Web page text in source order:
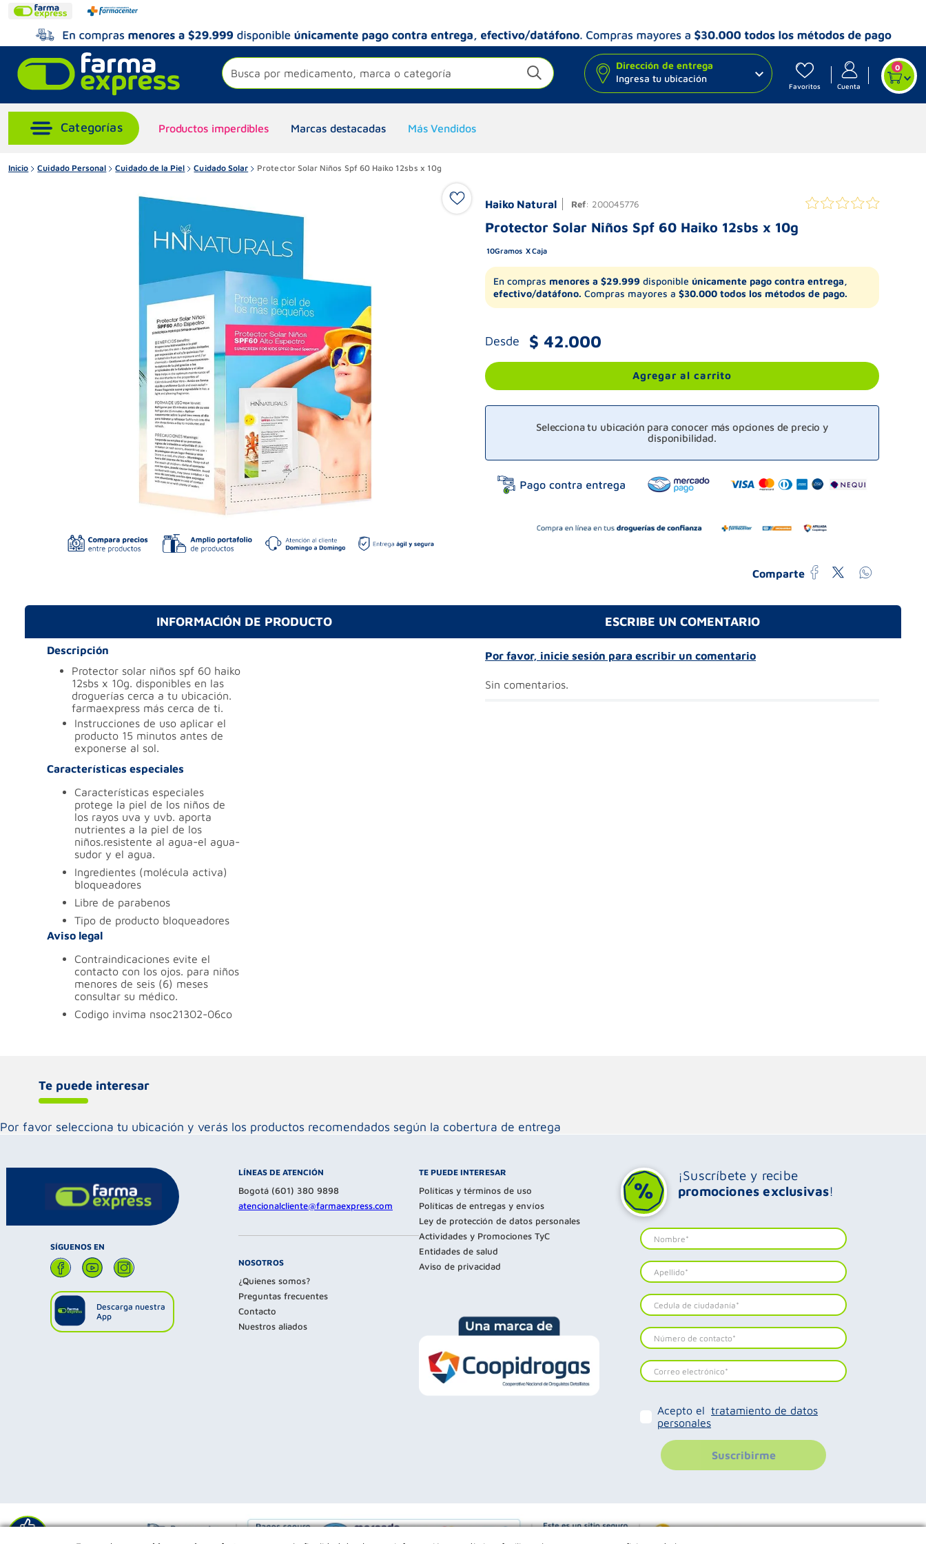
Busca por medicamento, marca o categoría
Dirección de entrega
Ingresa tu ubicación
Favoritos Cuenta
0
Productos imperdibles Marcas destacadas Más Vendidos
Inicio Cuidado Personal Cuidado de la Piel Cuidado Solar Protector Solar Niños Spf 60 Haiko 12sbs x 10g
Haiko Natural Ref: 200045776
Protector Solar Niños Spf 60 Haiko 12sbs x 10g
10Gramos Caja
En compras menores a $29.999 disponible únicamente pago contra entrega,
efectivo/datáfono. Compras mayores a $30.000 todos los métodos de pago.
Desde $ 42.000
Agregar al carrito
Selecciona tu ubicación para conocer más opciones de precio y
disponibilidad.
Comparte
INFORMACIÓN DE PRODUCTO
Descripción
protector solar niños spf 60 haiko
12sbs x 10g. disponibles en las
droguerías cerca a tu ubicación.
farmaexpress más cerca de ti.
instrucciones de uso aplicar el
producto 15 minutos antes de
exponerse al sol.
Características especiales
características especiales
protege la piel de los niños de
los rayos uva y uvb. aporta
nutrientes a la piel de los
niños.resistente al agua-el agua-
sudor y el agua.
ingredientes (molécula activa)
bloqueadores
libre de parabenos
tipo de producto bloqueadores
Aviso legal
contraindicaciones evite el
contacto con los ojos. para niños
menores de seis (6) meses
consultar su médico.
codigo invima nsoc21302-06co
ESCRIBE UN COMENTARIO
Por favor, inicie sesión para escribir un comentario
Sin comentarios.
Te puede interesar
Por favor selecciona tu ubicación y verás los productos recomendados según la cobertura de entrega
SÍGUENOS EN
Descarga nuestra
App
LÍNEAS DE ATENCIÓN
Bogotá (601) 380 9898
atencionalcliente@farmaexpress.com
NOSOTROS
¿Quienes somos?
Preguntas frecuentes
Contacto
Nuestros aliados
TE PUEDE INTERESAR
Políticas y términos de uso
Políticas de entregas y envíos
Ley de protección de datos personales
Actividades y Promociones TyC
Entidades de salud
Aviso de privacidad
¡Suscríbete y recibe
promociones exclusivas!
Acepto el tratamiento de datos
personales
Suscribirme